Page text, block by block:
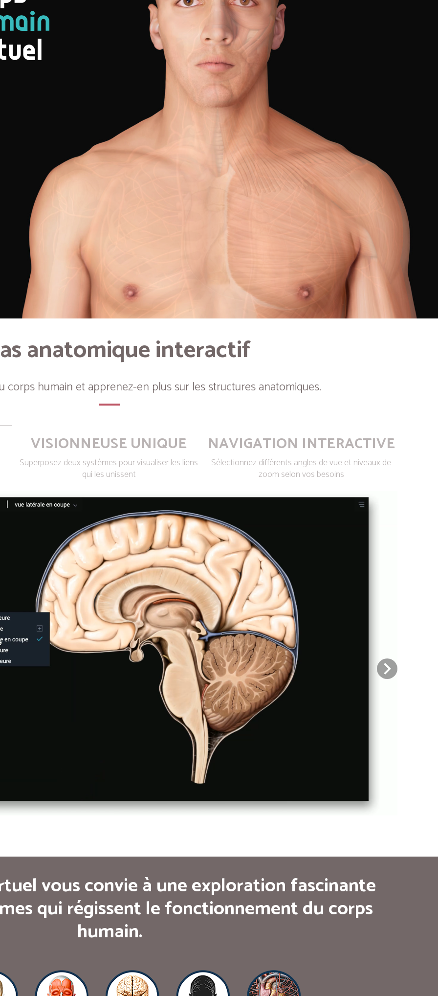
anatomique interactif
corps humain et apprenez-en plus sur les structures anatomiques.
VISIONNEUSE UNIQUE
Superposez deux systèmes pour visualiser les liens
qui les unissent
NAVIGATION INTERACTIVE
Sélectionnez différents angles de vue et niveaux de
zoom selon vos besoins
vous convie à une exploration fascinante
qui régissent le fonctionnement du corps
humain.